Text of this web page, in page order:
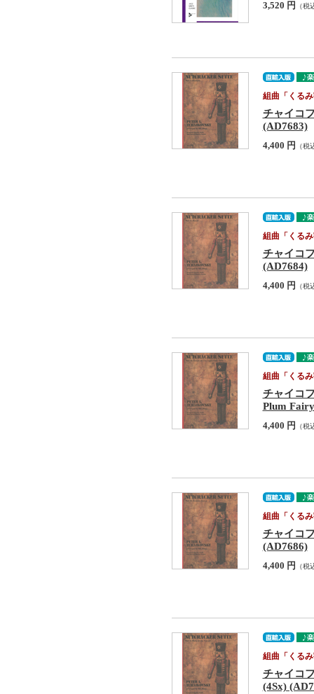
3,520 円 （税
組曲「くる
チャイコ
(AD7683)
4,400 円 （税
組曲「くる
チャイコ
(AD7684)
4,400 円 （税
組曲「くる
チャイコ
Plum
4,400 円 （税
組曲「くる
チャイコ
(AD7686)
4,400 円 （税
組曲「くる
チャイコ
(4Sx)